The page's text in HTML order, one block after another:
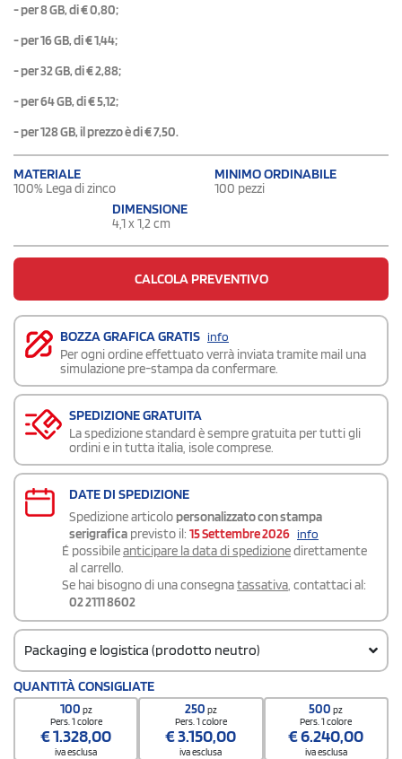
- per 8 GB, di € 0,80;
- per 16 GB, di € 1,44;
- per 32 GB, di € 2,88;
- per 64 GB, di € 5,12;
- per 128 GB, il prezzo è di € 7,50.
MATERIALE
100% Lega di zinco
MINIMO ORDINABILE
100 pezzi
DIMENSIONE
4,1 x 1,2 cm
CALCOLA PREVENTIVO
BOZZA GRAFICA GRATIS info
Per ogni ordine effettuato verrà inviata tramite mail una
simulazione pre-stampa da confermare.
SPEDIZIONE GRATUITA
La spedizione standard è sempre gratuita per tutti gli
ordini e in tutta italia, isole comprese.
DATE DI SPEDIZIONE
Spedizione articolo personalizzato con stampa
serigrafica previsto il: 15 Settembre 2026 info
É possibileanticipare la data di spedizionedirettamente
al carrello.
Se hai bisogno di una consegnatassativa, contattaci al:
02 2111 8602
Packaging e logistica (prodotto neutro)
Codice doganale
8523511000000000000000
Quantità per scatola
QUANTITÀ CONSIGLIATE
100 pz
Pers. 1 colore
€1.328,00
iva esclusa
250 pz
Pers. 1 colore
€3.150,00
iva esclusa
500pz
Pers. 1 colore
€6.240,00
iva esclusa